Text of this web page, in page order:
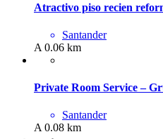
Atractivo piso recien
Santander
A 0.06 km
Private Room Service –
Santander
A 0.08 km